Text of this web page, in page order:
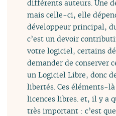
différents auteurs. Une
mais celle-ci, elle
développeur principal,
c’est un devoir
votre logiciel, certains
demander de conserver
un Logiciel Libre, donc
libertés. Ces éléments-
licences libres. et, il y a
très important : c’est